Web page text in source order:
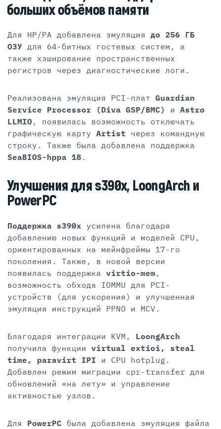
больших объёмов памяти
Для HP/PA добавлена эмуляция до 256 ГБ
ОЗУ для 64-битных гостевых систем, а
также хэширование пространственных
регистров через диагностические логи.
Реализована эмуляция PCI-плат Guardian
Service Processor (Diva GSP/BMC)
и Astro
LLMIO, появилась возможность отключать
графическую карту Artist через командную
строку. Также была добавлена поддержка
SeaBIOS-hppa 18 .
Улучшения для s390x, LoongArch и
PowerPC
Поддержка s390x усилена благодаря
добавлению новых функций и моделей CPU,
ориентированных на мейнфреймы 17-го
поколения. Также, в новой версии
появилась поддержка virtio-mem ,
возможность обхода IOMMU для PCI-
устройств (для ускорения) и улучшенная
эмуляция инструкций PPNO и MCV.
Благодаря интеграции KVM, LoongArch
получила функции virtual extioi, steal
time, paravirt IPI и CPU hotplug.
Добавлен режим миграции cpr-transfer для
обновлений «на лету» и управление
активностью узлов.
Для PowerPC была добавлена эмуляция файла